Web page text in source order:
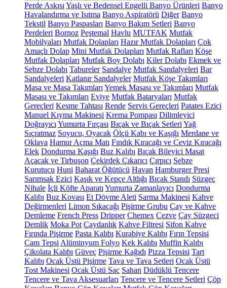
Perde Askısı Yaşlı ve Bedensel Engelli Banyo Ürünleri Banyo
Havalandırma ve Isıtma Banyo Aspiratörü Diğer Banyo
Tekstil Banyo Paspasları Banyo Bakım Setleri Banyo
Perdeleri Bornoz Peştemal Havlu MUTFAK Mutfak
Mobilyaları Mutfak Dolapları Hazır Mutfak Dolapları Çok
Amaçlı Dolap Mini Mutfak Dolapları Mutfak Rafları Köşe
Mutfak Dolapları Mutfak Boy Dolabı Kiler Dolabı Ekmek ve
Sebze Dolabı Tabureler Sandalye Mutfak Sandalyeleri Bar
Sandalyeleri Katlanır Sandalyeler Mutfak Köşe Takımları
Masa ve Masa Takımları Yemek Masası ve Takımları Mutfak
Masası ve Takımları Eviye Mutfak Bataryaları Mutfak
Gereçleri Kesme Tahtası Rende Servis Gereçleri Patates Ezici
Manuel Kıyma Makinesi Krema Pompası Dilimleyici
Doğrayıcı Yumurta Fırçası Bıçak ve Bıçak Setleri Yağ
Sıçratmaz Soyucu, Oyacak Ölçü Kabı ve Kaşığı Merdane ve
Oklava Hamur Açma Matı Fındık Kıracağı ve Ceviz Kıracağı
Elek Dondurma Kaşığı Buz Kalıbı Bıçak Bileyici Masat
Açacak ve Tirbuşon Çekirdek Çıkarıcı Çırpıcı Sebze
Kurutucu Huni Baharat Öğütücü Havan Hamburger Presi
Sarımsak Ezici Kaşık ve Kepçe Altlığı Bıçak Standı Süzgeç
Nihale İçli Köfte Aparatı Yumurta Zamanlayıcı Dondurma
Kalıbı Buz Kovası Et Dövme Aleti Sarma Makinesi Kahve
Değirmenleri Limon Sıkacağı Pişirme Grubu Çay ve Kahve
Demleme French Press Dripper Chemex Cezve Çay Süzgeci
Demlik Moka Pot Çaydanlık Kahve Filtresi Sifon Kahve
Fırında Pişirme Pasta Kalıbı Kurabiye Kalıbı Fırın Tepsisi
Cam Tepsi Alüminyum Folyo Kek Kalıbı Muffin Kalıbı
Çikolata Kalıbı Güveç Pişirme Kağıdı Pizza Tepsisi Tart
Kalıbı Ocak Üstü Pişirme Tava ve Tava Setleri Ocak Üstü
Tost Makinesi Ocak Üstü Sac Sahan Düdüklü Tencere
Tencere ve Tava Aksesuarları Tencere ve Tencere Setleri Çöp